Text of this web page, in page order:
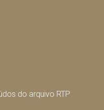
do arquivo RTP